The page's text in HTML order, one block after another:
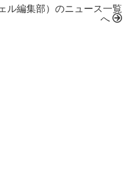
ル編集部）のニュース一覧
へ